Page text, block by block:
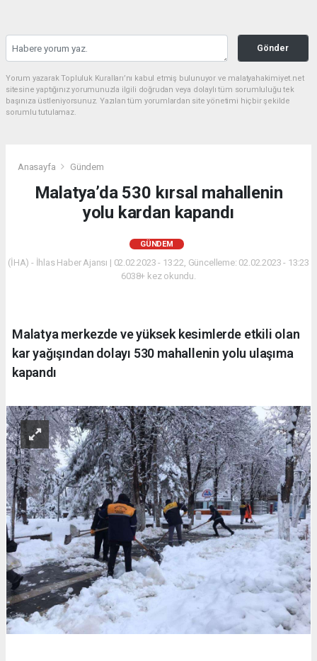
Gönder
Yorum yazarak Topluluk Kuralları’nı kabul etmiş bulunuyor ve malatyahakimiyet.net
sitesine yaptığınız yorumunuzla ilgili doğrudan veya dolaylı tüm sorumluluğu tek
başınıza üstleniyorsunuz. Yazılan tüm yorumlardan site yönetimi hiçbir şekilde
sorumlu tutulamaz.
Anasayfa Gündem
Malatya’da 530 kırsal mahallenin
yolu kardan kapandı
GÜNDEM
(İHA) - İhlas Haber Ajansı | 02.02.2023 - 13:22, Güncelleme: 02.02.2023 - 13:23
6038+ kez okundu.
Malatya merkezde ve yüksek kesimlerde etkili olan
kar yağışından dolayı 530 mahallenin yolu ulaşıma
kapandı